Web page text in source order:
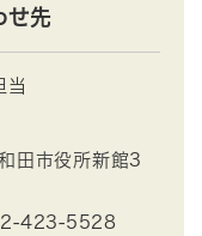
せ先
当
田市役所新館3
423-5528